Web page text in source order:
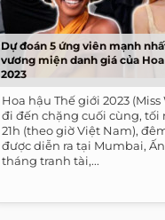
Dự đoán 5 ứng viên mạnh
vương miện danh giá của
2023
Hoa hậu Thế giới 2023 (Miss
đi đến chặng cuối cùng, tối
21h (theo giờ Việt Nam),
được diễn ra tại Mumbai, Ấn
tháng tranh tài,...